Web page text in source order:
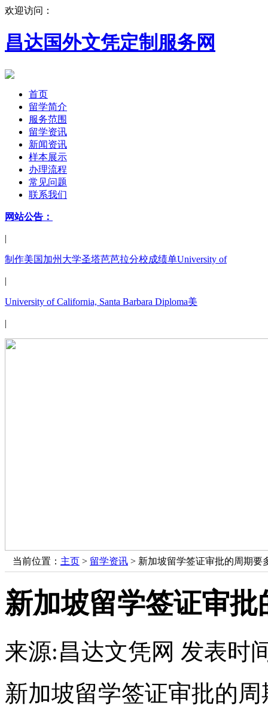
欢迎访问：
昌达国外文凭定制服务网
首页
留学简介
服务范围
留学资讯
新闻资讯
样本展示
办理流程
常见问题
联系我们
网站公告：
|
制作美国加州大学圣塔芭芭拉分校成绩单University of
|
University of California, Santa Barbara Diploma美
|
当前位置： 主页 > 留学资讯 > 新加坡留学签证审批的周期要
新加坡留学签证审
来源:昌达文凭网 发表时
新加坡留学签证审批的